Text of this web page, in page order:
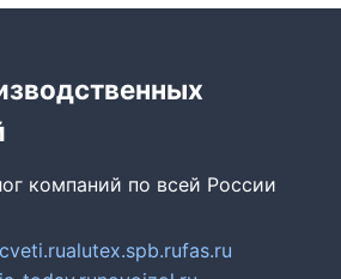
компаний по всей России
alutex.spb.rufas.ru